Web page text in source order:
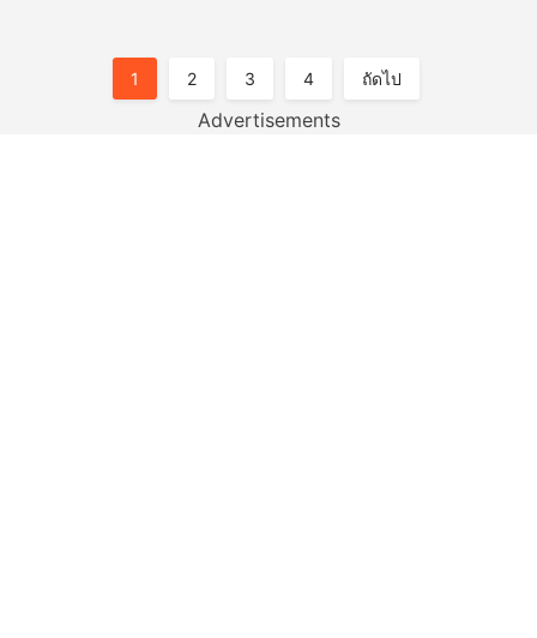
1 2 3 4 ถัดไป
Advertisements